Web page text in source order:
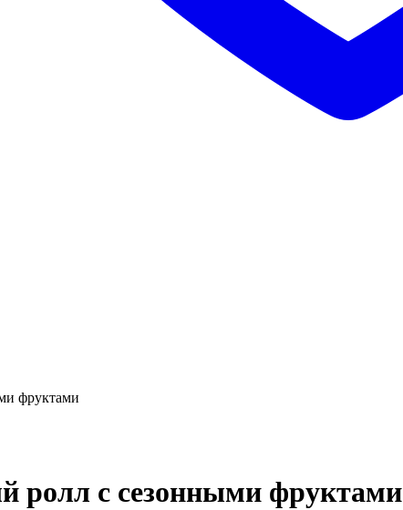
фруктами
ролл с сезонными фруктами